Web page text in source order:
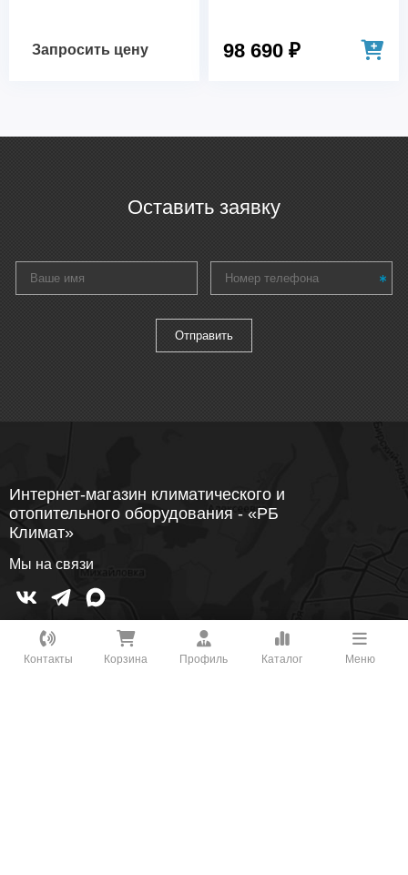
Запросить цену 98 690 ₽
Оставить заявку
Интернет-магазин климатического и
отопительного оборудования - «РБ
Климат»
Мы на связи
+7 (967) 456-08-47
Контакты
Как вам удобнее с нами связаться?
Корзина Профиль Каталог Меню